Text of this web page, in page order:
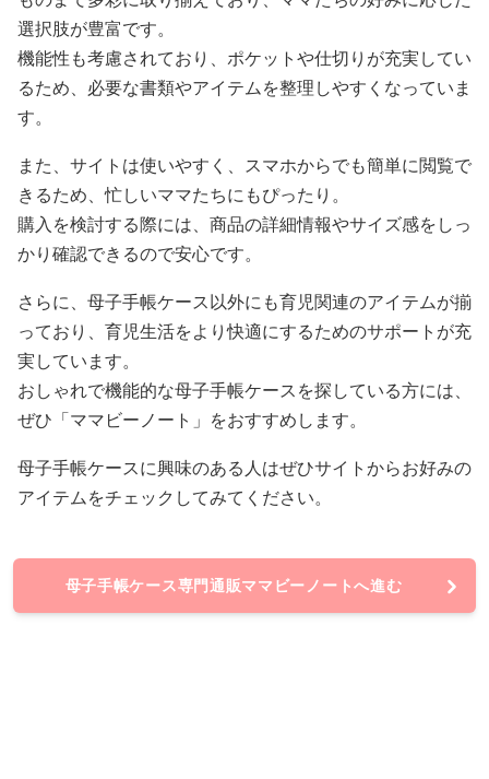
選択肢が豊富です。
機能性も考慮されており、ポケットや仕切りが充実してい
るため、必要な書類やアイテムを整理しやすくなっていま
す。
また、サイトは使いやすく、スマホからでも簡単に閲覧で
きるため、忙しいママたちにもぴったり。
購入を検討する際には、商品の詳細情報やサイズ感をしっ
かり確認できるので安心です。
さらに、母子手帳ケース以外にも育児関連のアイテムが揃
っており、育児生活をより快適にするためのサポートが充
実しています。
おしゃれで機能的な母子手帳ケースを探している方には、
ぜひ「ママビーノート」をおすすめします。
母子手帳ケースに興味のある人はぜひサイトからお好みの
アイテムをチェックしてみてください。
母子手帳ケース専門通販ママビーノートへ進む